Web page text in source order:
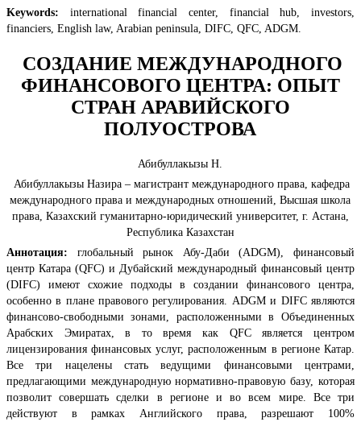
Keywords: international financial center, financial hub, investors,
financiers, English law, Arabian peninsula, DIFC, QFC, ADGM.
СОЗДАНИЕ МЕЖДУНАРОДНОГО
ФИНАНСОВОГО ЦЕНТРА: ОПЫТ
СТРАН АРАВИЙСКОГО
ПОЛУОСТРОВА
Абибуллакызы Н.
Абибуллакызы Назира – магистрант международного права, кафедра
международного права и международных отношений, Высшая школа
права, Казахский гуманитарно-юридический университет, г. Астана,
Республика Казахстан
Аннотация: глобальный рынок Абу-Даби (ADGM), финансовый
центр Катара (QFC) и Дубайский международный финансовый центр
(DIFC) имеют схожие подходы в создании финансового центра,
особенно в плане правового регулирования. ADGM и DIFC являются
финансово-свободными зонами, расположенными в Объединенных
Арабских Эмиратах, в то время как QFC является центром
лицензирования финансовых услуг, расположенным в регионе Катар.
Все три нацелены стать ведущими финансовыми центрами,
предлагающими международную нормативно-правовую базу, которая
позволит совершать сделки в регионе и во всем мире. Все три
действуют в рамках Английского права, разрешают 100%